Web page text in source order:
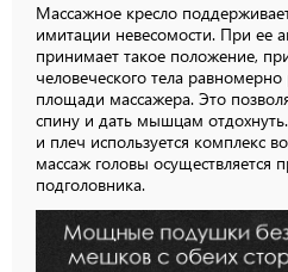
Массажное кресло
имитации невесомости. При ее
принимает такое положение,
человеческого тела равномерно
площади массажера. Это
спину и дать мышцам
и плеч используется комплекс
массаж головы
подголовника.